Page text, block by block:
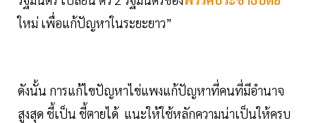
ใหม่ เพื่อแก้ปัญหาในระยะยาว”
ดังนั้น การแก้ไขปัญหาไข่แพงแก้ปัญหาที่คนที่มีอำนาจ
สูงสุด ชี้เป็น ชี้ตายได้ แนะให้ใช้หลักความน่าเป็นให้ครบ